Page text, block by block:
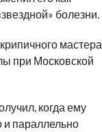
болезни.
мастера
при Московской
когда ему
и параллельно